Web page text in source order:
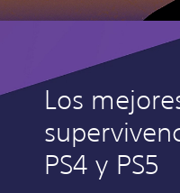
Los
PS4 y PS5